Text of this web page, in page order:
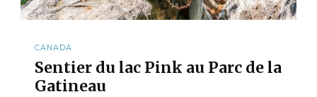
CANADA
Sentier du lac Pink au Parc de la
Gatineau